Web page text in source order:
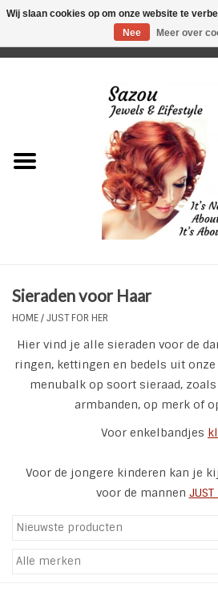
Just for Him
Plus Size Sieraden
Enkelbandjes
Tassen en meer
Zonnebrillen
Fashion
Sieraden voor Haar
HOME/JUST FOR HER
Hier vind je alle sieraden voor de
ringen, kettingen en bedels uit
menubalk op soort sieraad,
armbanden, op merk of
Voor enkelbandjes
Voor de jongere kinderen kan je
voor de mannen
Wij slaan cookies op om onze website te
Nee
Meer over